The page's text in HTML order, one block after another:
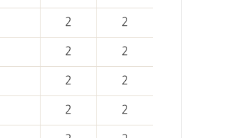
2 2
2 2
2 2
2 2